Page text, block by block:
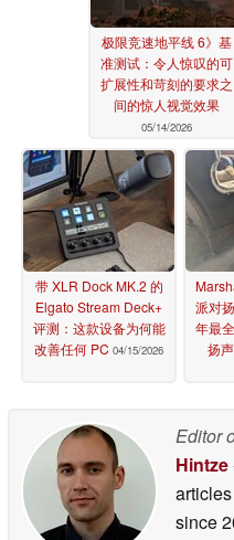
极限竞速地平线 6》基
准测试：令人惊叹的可
扩展性和苛刻的要求之
间的惊人视觉效果
05/14/2026
带 XLR Dock MK.2 的
Elgato Stream Deck+
评测：这款设备为何能
改善任何 PC 04/15/2026
派对
年最
扬
Editor
Hintze
since